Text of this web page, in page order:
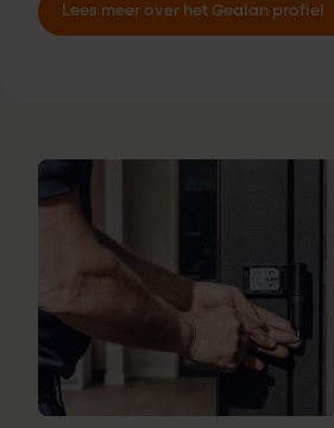
Lees meer over het Gealan profiel